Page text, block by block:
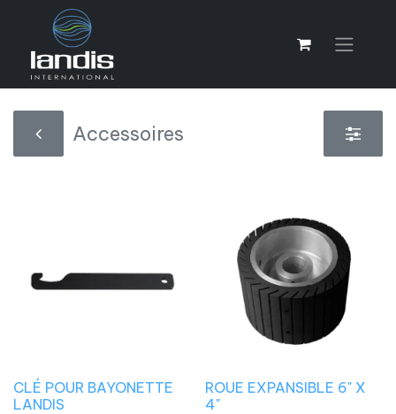
Accessoires
CLÉ POUR BAYONETTE
LANDIS
ROUE EXPANSIBLE 6" X
4"